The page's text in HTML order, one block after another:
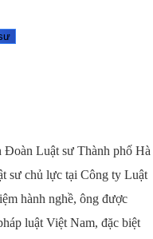
Luật sư Thành phố Hà
sư chủ lực tại Công ty Luật
hành nghề, ông được
luật Việt Nam, đặc biệt